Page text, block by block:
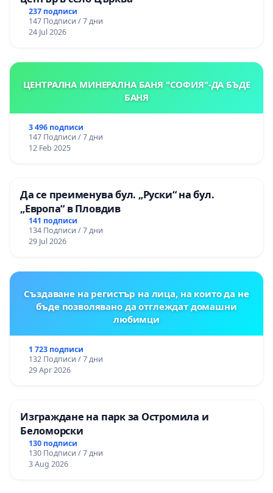
237 подписи
147 Подписи / 7 дни
24 Jul 2026
ЦЕНТРАЛНА МИНЕРАЛНА БАНЯ "СОФИЯ"-ДА БЪДЕ
БАНЯ
3 496 подписи
147 Подписи / 7 дни
12 Feb 2025
Да се преименува бул. „Руски“ на бул.
„Европа“ в Пловдив
141 подписи
134 Подписи / 7 дни
29 Jul 2026
Създаване на регистър на лица, на които да не
бъде позволявано да отглеждат домашни
любимци
1 723 подписи
132 Подписи / 7 дни
29 Apr 2026
Изграждане на парк за Остромила и
Беломорски
130 подписи
130 Подписи / 7 дни
3 Aug 2026